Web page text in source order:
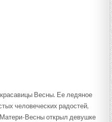
Весны. Ее ледяное
человеческих радостей,
Весны открыл девушке